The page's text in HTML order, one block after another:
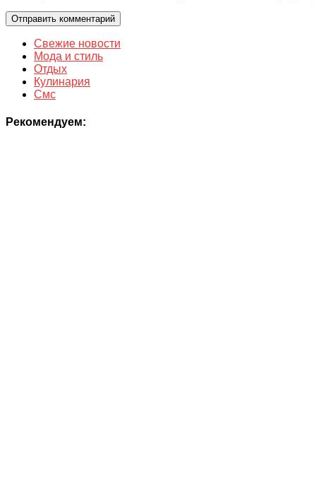
Свежие новости
Мода и стиль
Отдых
Кулинария
Смс
Рекомендуем: